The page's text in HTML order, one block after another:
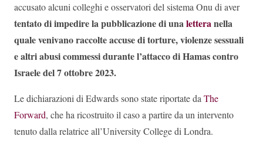
accusato alcuni colleghi e osservatori del sistema Onu di aver
tentato di impedire la pubblicazione di unaletteranella
quale venivano raccolte accuse di torture, violenze sessuali
e altri abusi commessi durante l’attacco di Hamas contro
Israele del 7 ottobre 2023.
Le dichiarazioni di Edwards sono state riportate daThe
Forward, che ha ricostruito il caso a partire da un intervento
tenuto dalla relatrice all’University College di Londra.